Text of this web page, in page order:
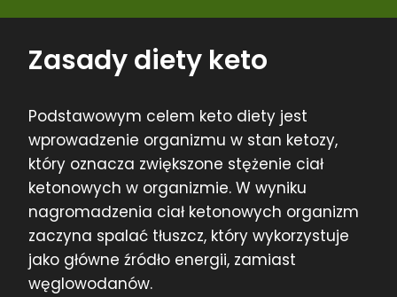
Zasady diety keto
Podstawowym celem keto diety jest
wprowadzenie organizmu w stan ketozy,
który oznacza zwiększone stężenie ciał
ketonowych w organizmie. W wyniku
nagromadzenia ciał ketonowych organizm
zaczyna spalać tłuszcz, który wykorzystuje
jako główne źródło energii, zamiast
węglowodanów.